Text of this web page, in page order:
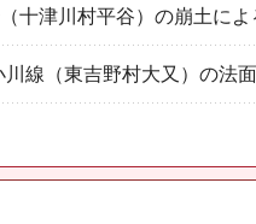
十津川村平谷）の崩土に
川線（東吉野村大又）の法